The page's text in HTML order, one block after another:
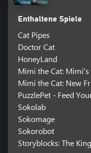
Enthaltene Spiele
Cat Pipes
Doctor Cat
HoneyLand
Mimi the Cat: Mimi's
Mimi the Cat: New
PuzzlePet - Feed
Sokolab
Sokomage
Sokorobot
Storyblocks: The King